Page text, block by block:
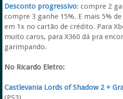
Desconto progressivo: compre 2
compre 3 ganhe 15%. E mais 5%
em 1x no cartão de crédito. Para
muito caros, para X360 dá pra
garimpando.
No Ricardo Eletro:
Castlevania Lords of Shadow 2 +